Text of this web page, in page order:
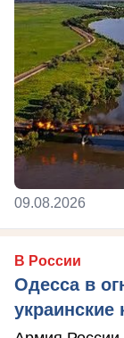
09.08.2026
В России
Одесса в